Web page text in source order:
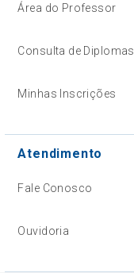
Área do Professor
Consulta de Diplomas
Minhas Inscrições
Atendimento
Fale Conosco
Ouvidoria